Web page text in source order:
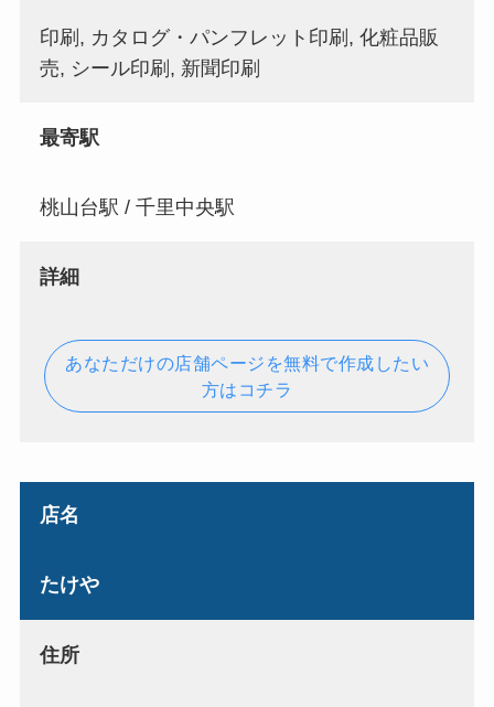
印刷, カタログ・パンフレット印刷, 化粧品販
売, シール印刷, 新聞印刷
最寄駅
桃山台駅 / 千里中央駅
詳細
あなただけの店舗ページを無料で作成したい
方はコチラ
店名
たけや
住所